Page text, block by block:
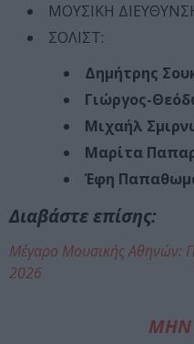
ΜΟΥΣΙΚΗ
ΣΟΛΙΣΤ:
Δημήτρης
Γιώργος-
Μιχαήλ
Μαρίτα
Έφη
Διαβάστε επίσης:
Μέγαρο Μουσικής Αθηνών:
2026
ΜΗΝ